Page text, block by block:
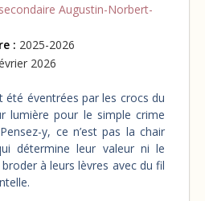
Augustin-Norbert-
: 2025-2026
2026
été éventrées par les crocs du
lumière pour le simple crime
y, ce n’est pas la chair
détermine leur valeur ni le
à leurs lèvres avec du fil